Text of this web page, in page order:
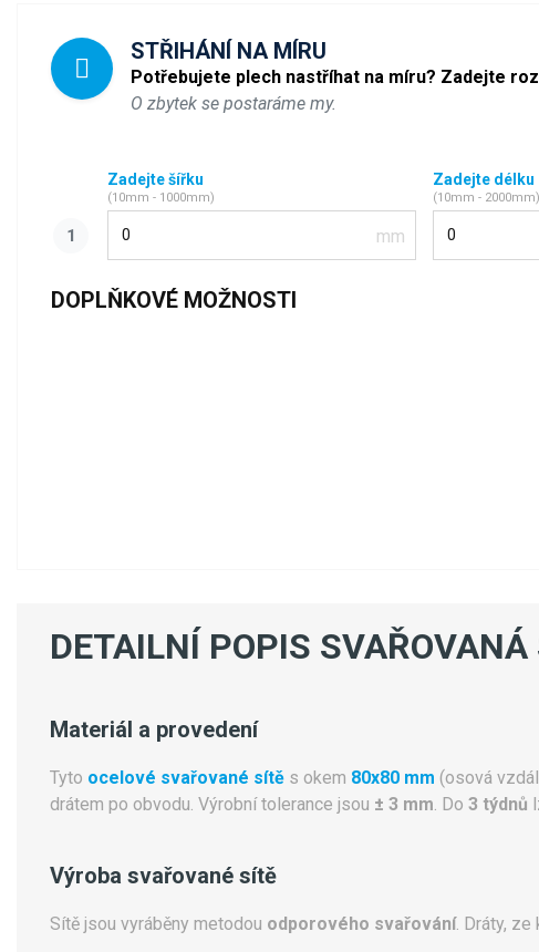
STŘIHÁNÍ NA MÍRU
Potřebujete plech nastříhat na míru? Zadejte
O zbytek se postaráme my.
Zadejte šířku
(10mm - 1000mm)
Zadejte délku
(10mm - 2000mm)
DOPLŇKOVÉ MOŽNOSTI
DETAILNÍ POPIS
Materiál a provedení
Tyto ocelové svařované sítě s okem 80x80 mm (osová
drátem po obvodu. Výrobní tolerance jsou ± 3 mm. Do 3 týdnů
Výroba svařované sítě
Sítě jsou vyráběny metodou odporového svařování. Dráty,